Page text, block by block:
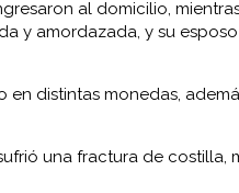
al domicilio,
y amordazada, y su
distintas monedas,
una fractura de costilla,